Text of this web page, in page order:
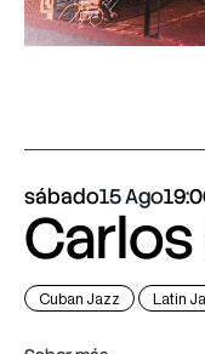
sábado15 Ago
Cuban Jazz Latin